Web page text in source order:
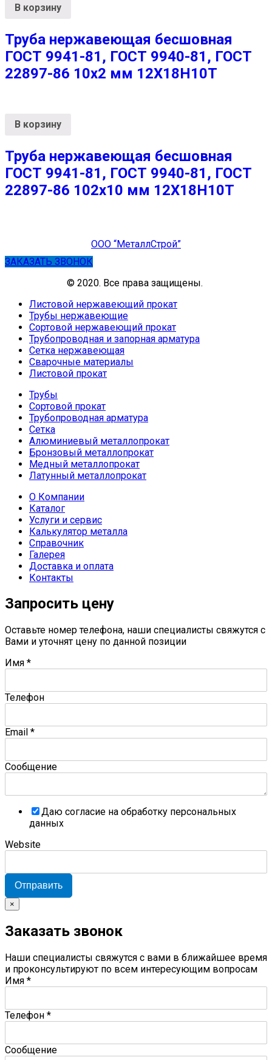
В корзину
Труба нержавеющая бесшовная
ГОСТ 9941-81, ГОСТ 9940-81, ГОСТ
22897-86 10х2 мм 12Х18Н10Т
В корзину
Труба нержавеющая бесшовная
ГОСТ 9941-81, ГОСТ 9940-81, ГОСТ
22897-86 102х10 мм 12Х18Н10Т
ООО “МеталлСтрой”
ЗАКАЗАТЬ ЗВОНОК
© 2020. Все права защищены.
Листовой нержавеющий прокат
Трубы нержавеющие
Сортовой нержавеющий прокат
Трубопроводная и запорная арматура
Сетка нержавеющая
Сварочные материалы
Листовой прокат
Трубы
Сортовой прокат
Трубопроводная арматура
Сетка
Алюминиевый металлопрокат
Бронзовый металлопрокат
Медный металлопрокат
Латунный металлопрокат
О Компании
Каталог
Услуги и сервис
Калькулятор металла
Справочник
Галерея
Доставка и оплата
Контакты
Запросить цену
Оставьте номер телефона, наши специалисты свяжутся с
Вами и уточнят цену по данной позиции
Имя *
Телефон
Email *
Сообщение
Даю согласие на обработку персональных
данных
Website
Отправить
×
Заказать звонок
Наши специалисты свяжутся с вами в ближайшее время
и проконсультируют по всем интересующим вопросам
Имя *
Телефон *
Сообщение